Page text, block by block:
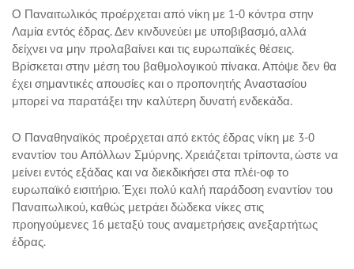
Ο Παναιτωλικός προέρχεται από νίκη με 1-0 κόντρα στην
Λαμία εντός έδρας. Δεν κινδυνεύει με υποβιβασμό, αλλά
δείχνει να μην προλαβαίνει και τις ευρωπαϊκές θέσεις.
Βρίσκεται στην μέση του βαθμολογικού πίνακα. Απόψε δεν θα
έχει σημαντικές απουσίες και ο προπονητής Αναστασίου
μπορεί να παρατάξει την καλύτερη δυνατή ενδεκάδα.
Ο Παναθηναϊκός προέρχεται από εκτός έδρας νίκη με 3-0
εναντίον του Απόλλων Σμύρνης. Χρειάζεται τρίποντα, ώστε να
μείνει εντός εξάδας και να διεκδικήσει στα πλέι-οφ το
ευρωπαϊκό εισιτήριο. Έχει πολύ καλή παράδοση εναντίον του
Παναιτωλικού, καθώς μετράει δώδεκα νίκες στις
προηγούμενες 16 μεταξύ τους αναμετρήσεις ανεξαρτήτως
έδρας.